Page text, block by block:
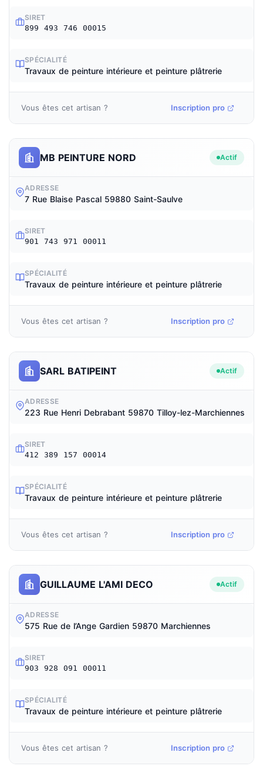
SIRET
899 493 746 00015
SPÉCIALITÉ
Travaux de peinture intérieure et peinture plâtrerie
Vous êtes cet artisan ? Inscription pro
MB PEINTURE NORD Actif
ADRESSE
7 Rue Blaise Pascal 59880 Saint-Saulve
SIRET
901 743 971 00011
SPÉCIALITÉ
Travaux de peinture intérieure et peinture plâtrerie
Vous êtes cet artisan ? Inscription pro
SARL BATIPEINT Actif
ADRESSE
223 Rue Henri Debrabant 59870 Tilloy-lez-Marchiennes
SIRET
412 389 157 00014
SPÉCIALITÉ
Travaux de peinture intérieure et peinture plâtrerie
Vous êtes cet artisan ? Inscription pro
GUILLAUME L'AMI DECO Actif
ADRESSE
575 Rue de l’Ange Gardien 59870 Marchiennes
SIRET
903 928 091 00011
SPÉCIALITÉ
Travaux de peinture intérieure et peinture plâtrerie
Vous êtes cet artisan ? Inscription pro